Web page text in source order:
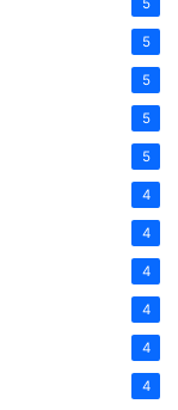
5
5
5
5
5
4
4
4
4
4
4